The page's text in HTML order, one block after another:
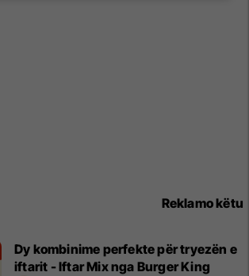
Reklamo këtu
Dy kombinime perfekte për tryezën e
iftarit - Iftar Mix nga Burger King